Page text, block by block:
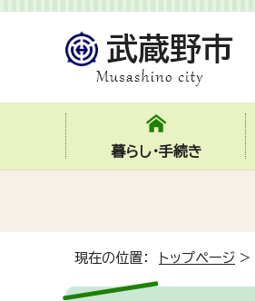
暮らし・手続き
現在の位置： トップページ >